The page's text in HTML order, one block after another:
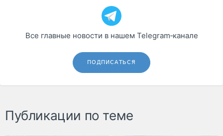
Все главные новости в нашем Telegram‑канале
ПОДПИСАТЬСЯ
Публикации по теме